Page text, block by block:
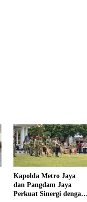
Kapolda Metro Jaya
dan Pangdam Jaya
Perkuat Sinergi dengan